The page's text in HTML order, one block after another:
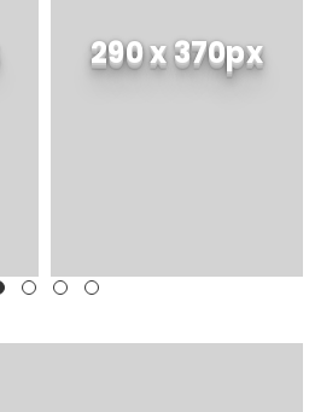
290 x 370px